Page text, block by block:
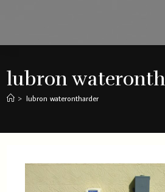
lubron
> lubron waterontharder